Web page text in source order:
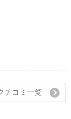
チコミ一覧